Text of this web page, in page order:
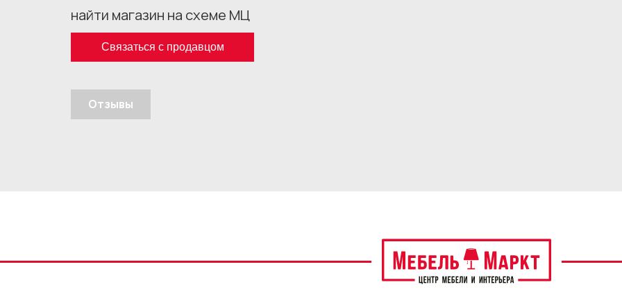
найти магазин на схеме МЦ
Связаться с продавцом
Отзывы